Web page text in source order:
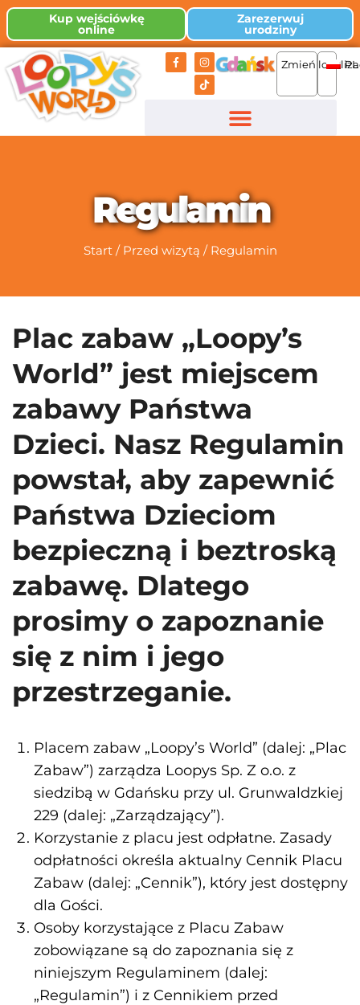
Kup wejściówkę
online
Zarezerwuj
urodziny
Zmień PL
Regulamin
Start / Przed wizytą / Regulamin
Plac zabaw „Loopy’s
World” jest miejscem
zabawy Państwa
Dzieci. Nasz Regulamin
powstał, aby zapewnić
Państwa Dzieciom
bezpieczną i beztroską
zabawę. Dlatego
prosimy o zapoznanie
się z nim i jego
przestrzeganie.
Placem zabaw „Loopy’s World” (dalej: „Plac
Zabaw”) zarządza Loopys Sp. Z o.o. z
siedzibą w Gdańsku przy ul. Grunwaldzkiej
229 (dalej: „Zarządzający”).
Korzystanie z placu jest odpłatne. Zasady
odpłatności określa aktualny Cennik Placu
Zabaw (dalej: „Cennik”), który jest dostępny
dla Gości.
Osoby korzystające z Placu Zabaw
zobowiązane są do zapoznania się z
niniejszym Regulaminem (dalej:
„Regulamin”) i z Cennikiem przed